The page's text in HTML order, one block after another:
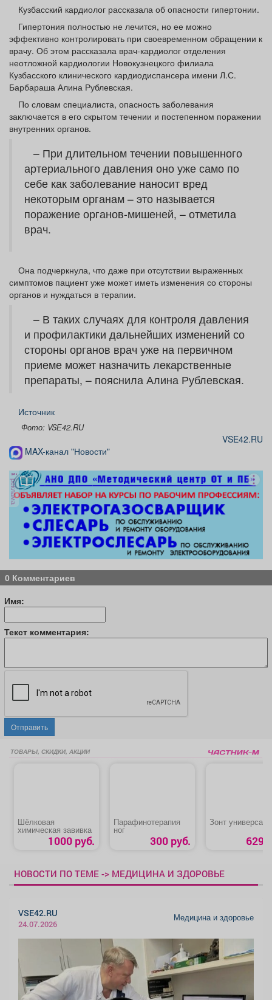
Афиша Обучение Проекты
Товары Поздравления Погода
Кузбасский кардиолог рассказала об опасности гипертонии.
Гипертония полностью не лечится, но ее можно
эффективно контролировать при своевременном обращении к
врачу. Об этом рассказала врач-кардиолог отделения
неотложной кардиологии Новокузнецкого филиала
Кузбасского клинического кардиодиспансера имени Л.С.
Барбараша Алина Рублевская.
По словам специалиста, опасность заболевания
заключается в его скрытом течении и постепенном поражении
внутренних органов.
– При длительном течении повышенного
артериального давления оно уже само по
себе как заболевание наносит вред
некоторым органам – это называется
поражение органов-мишеней, – отметила
врач.
Она подчеркнула, что даже при отсутствии выраженных
симптомов пациент уже может иметь изменения со стороны
органов и нуждаться в терапии.
– В таких случаях для контроля давления
и профилактики дальнейших изменений со
стороны органов врач уже на первичном
приеме может назначить лекарственные
препараты, – пояснила Алина Рублевская.
Источник
Фото: VSЕ42.RU
VSE42.RU
MAX-канал "Новости"
реклама
0 Комментариев
Имя:
Текст комментария:
Отправить
ТОВАРЫ, СКИДКИ, АКЦИИ
Шёлковая
химическая завивка
1000 руб.
Парафинотерапия
ног
300 руб.
Зонт
629
НОВОСТИ ПО ТЕМЕ -> МЕДИЦИНА И ЗДОРОВЬЕ
VSE42.RU
24.07.2026
Медицина и здоровье